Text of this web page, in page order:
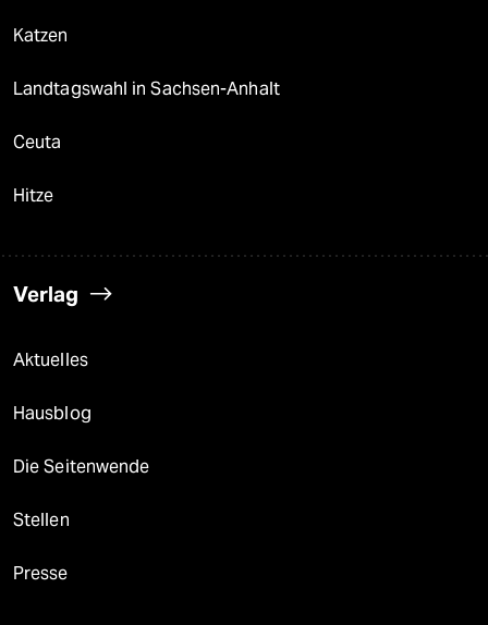
Katzen
Landtagswahl in Sachsen-Anhalt
Ceuta
Hitze
Verlag
Aktuelles
Hausblog
Die Seitenwende
Stellen
Presse